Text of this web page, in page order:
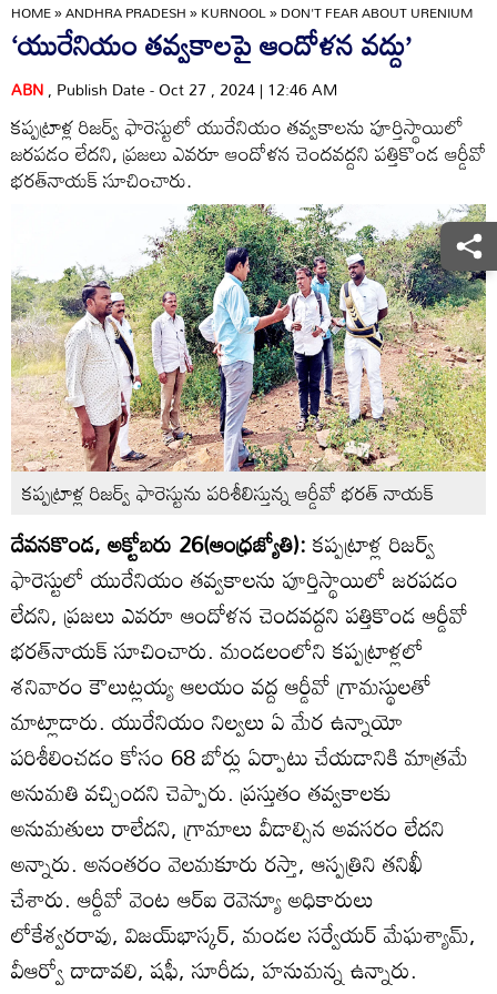
HOME»ANDHRA PRADESH»KURNOOL»DON'T FEAR ABOUT URENIUM
‘యురేనియం తవ్వకాలపై ఆందోళన వద్దు’
ABN, Publish Date - Oct 27 , 2024 | 12:46 AM
కప్పట్రాళ్ల రిజర్వ్‌ ఫారెస్టులో యురేనియం తవ్వకాలను పూర్తిస్థాయిలో
జరపడం లేదని, ప్రజలు ఎవరూ ఆందోళన చెందవద్దని పత్తికొండ ఆర్డీవో
భరత్‌నాయక్‌ సూచించారు.
కప్పట్రాళ్ల రిజర్వ్‌ ఫారెస్టును పరిశీలిస్తున్న ఆర్డీవో భరత్‌ నాయక్‌
దేవనకొండ, అక్టోబరు 26(ఆంధ్రజ్యోతి):కప్పట్రాళ్ల రిజర్వ్‌
ఫారెస్టులో యురేనియం తవ్వకాలను పూర్తిస్థాయిలో జరపడం
లేదని, ప్రజలు ఎవరూ ఆందోళన చెందవద్దని పత్తికొండ ఆర్డీవో
భరత్‌నాయక్‌ సూచించారు. మండలంలోని కప్పట్రాళ్లలో
శనివారం కౌలుట్లయ్య ఆలయం వద్ద ఆర్డీవో గ్రామస్థులతో
మాట్లాడారు. యురేనియం నిల్వలు ఏ మేర ఉన్నాయో
పరిశీలించడం కోసం 68 బోర్లు ఏర్పాటు చేయడానికి మాత్రమే
అనుమతి వచ్చిందని చెప్పారు. ప్రస్తుతం తవ్వకాలకు
అనుమతులు రాలేదని, గ్రామాలు వీడాల్సిన అవసరం లేదని
అన్నారు. అనంతరం వెలమకూరు రస్తా, ఆస్పత్రిని తనిఖీ
చేశారు. ఆర్డీవో వెంట ఆర్‌ఐ రెవెన్యూ అధికారులు
లోకేశ్వరరావు, విజయ్‌భాస్కర్‌, మండల సర్వేయర్‌ మేఘశ్యామ్‌,
వీఆర్వో దాదావలి, షఫీ, సూరీడు, హనుమన్న ఉన్నారు.